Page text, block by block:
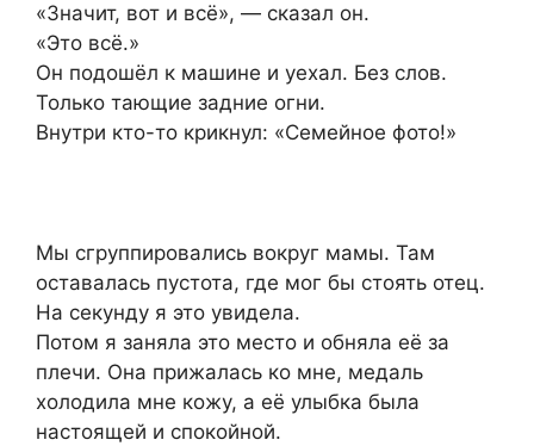
«Значит, вот и всё», — сказал он.
«Это всё.»
Он подошёл к машине и уехал. Без слов.
Только тающие задние огни.
Внутри кто-то крикнул: «Семейное фото!»
Мы сгруппировались вокруг мамы. Там
оставалась пустота, где мог бы стоять отец.
На секунду я это увидела.
Потом я заняла это место и обняла её за
плечи. Она прижалась ко мне, медаль
холодила мне кожу, а её улыбка была
настоящей и спокойной.